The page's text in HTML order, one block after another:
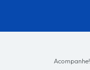
Acompanhe!